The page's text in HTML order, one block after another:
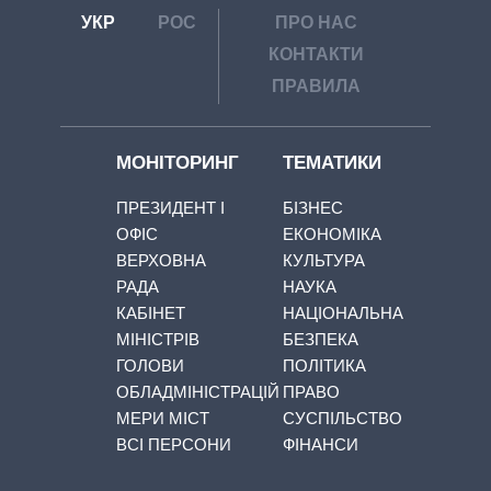
УКР РОС
ПРО НАС
КОНТАКТИ
ПРАВИЛА
МОНІТОРИНГ
ПРЕЗИДЕНТ І
ОФІС
ВЕРХОВНА
РАДА
КАБІНЕТ
МІНІСТРІВ
ГОЛОВИ
ОБЛАДМІНІСТРАЦІЙ
МЕРИ МІСТ
ВСІ ПЕРСОНИ
ТЕМАТИКИ
БІЗНЕС
ЕКОНОМІКА
КУЛЬТУРА
НАУКА
НАЦІОНАЛЬНА
БЕЗПЕКА
ПОЛІТИКА
ПРАВО
СУСПІЛЬСТВО
ФІНАНСИ